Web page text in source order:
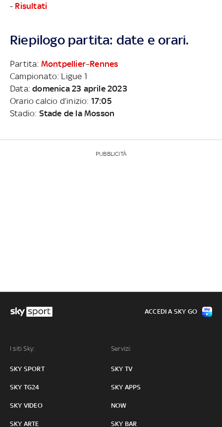
- Risultati
Riepilogo partita: date e orari.
Partita: Montpellier–Rennes
Campionato: Ligue 1
Data:domenica 23 aprile 2023
Orario calcio d’inizio: 17:05
Stadio: Stade de la Mosson
PUBBLICITÀ
I siti Sky:
SKY SPORT
SKY TG24
SKY VIDEO
SKY ARTE
Servizi:
SKY TV
SKY APPS
NOW
SKY BAR
ACCEDI A SKY GO